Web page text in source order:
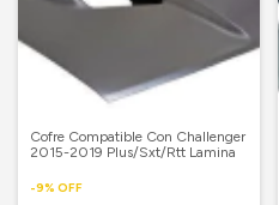
Cofre Compatible Con Challenger
2015-2019 Plus/Sxt/Rtt Lamina
-9% OFF